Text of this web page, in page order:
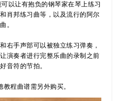
以让有抱负的钢琴家在琴上练习
肖邦练习曲等，以及流行的阿尔
。
右手声部可以被独立练习弹奏，
演奏者进行完整乐曲的录制之前
音符的节拍。
程曲谱需另外购买。